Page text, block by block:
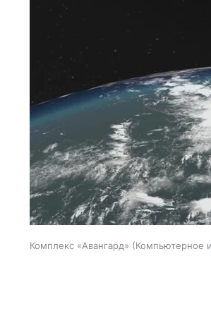
Комплекс «Авангард» (Компьютерное